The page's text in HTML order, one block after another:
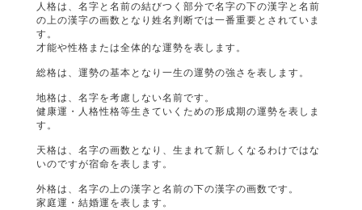
人格は、名字と名前の結びつく部分で名字の下の漢字と名前
の上の漢字の画数となり姓名判断では一番重要とされていま
す。
才能や性格または全体的な運勢を表します。
総格は、運勢の基本となり一生の運勢の強さを表します。
地格は、名字を考慮しない名前です。
健康運・人格性格等生きていくための形成期の運勢を表しま
す。
天格は、名字の画数となり、生まれて新しくなるわけではな
いのですが宿命を表します。
外格は、名字の上の漢字と名前の下の漢字の画数です。
家庭運・結婚運を表します。